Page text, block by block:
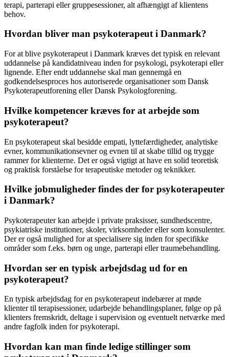
terapi, parterapi eller gruppesessioner, alt afhængigt af klientens
behov.
Hvordan bliver man psykoterapeut i Danmark?
For at blive psykoterapeut i Danmark kræves det typisk en relevant
uddannelse på kandidatniveau inden for psykologi, psykoterapi eller
lignende. Efter endt uddannelse skal man gennemgå en
godkendelsesproces hos autoriserede organisationer som Dansk
Psykoterapeutforening eller Dansk Psykologforening.
Hvilke kompetencer kræves for at arbejde som
psykoterapeut?
En psykoterapeut skal besidde empati, lyttefærdigheder, analytiske
evner, kommunikationsevner og evnen til at skabe tillid og trygge
rammer for klienterne. Det er også vigtigt at have en solid teoretisk
og praktisk forståelse for terapeutiske metoder og teknikker.
Hvilke jobmuligheder findes der for psykoterapeuter
i Danmark?
Psykoterapeuter kan arbejde i private praksisser, sundhedscentre,
psykiatriske institutioner, skoler, virksomheder eller som konsulenter.
Der er også mulighed for at specialisere sig inden for specifikke
områder som f.eks. børn og unge, parterapi eller traumebehandling.
Hvordan ser en typisk arbejdsdag ud for en
psykoterapeut?
En typisk arbejdsdag for en psykoterapeut indebærer at møde
klienter til terapisessioner, udarbejde behandlingsplaner, følge op på
klienters fremskridt, deltage i supervision og eventuelt netværke med
andre fagfolk inden for psykoterapi.
Hvordan kan man finde ledige stillinger som